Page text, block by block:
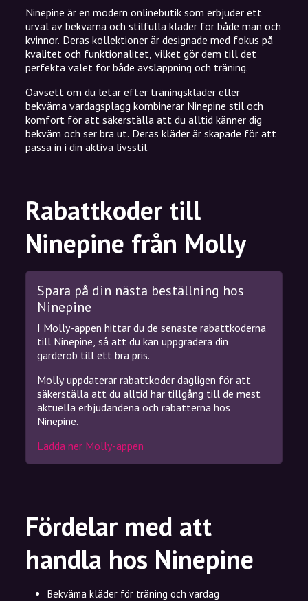
Ninepine är en modern onlinebutik som erbjuder ett
urval av bekväma och stilfulla kläder för både män och
kvinnor. Deras kollektioner är designade med fokus på
kvalitet och funktionalitet, vilket gör dem till det
perfekta valet för både avslappning och träning.
Oavsett om du letar efter träningskläder eller
bekväma vardagsplagg kombinerar Ninepine stil och
komfort för att säkerställa att du alltid känner dig
bekväm och ser bra ut. Deras kläder är skapade för att
passa in i din aktiva livsstil.
Rabattkoder till
Ninepine från Molly
Spara på din nästa beställning hos
Ninepine
I Molly-appen hittar du de senaste rabattkoderna
till Ninepine, så att du kan uppgradera din
garderob till ett bra pris.
Molly uppdaterar rabattkoder dagligen för att
säkerställa att du alltid har tillgång till de mest
aktuella erbjudandena och rabatterna hos
Ninepine.
Ladda ner Molly-appen
Fördelar med att
handla hos Ninepine
Bekväma kläder för träning och vardag